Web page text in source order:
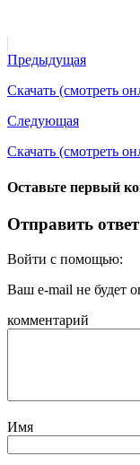
Предыдущая
Скачать (смотреть
Следующая
Скачать (смотреть
Оставьте первый
Отправить ответ
Войти с помощью:
Ваш e-mail не будет
комментарий
Имя